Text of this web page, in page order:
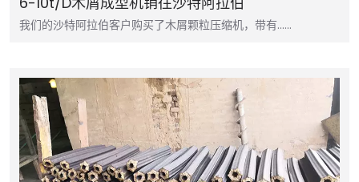
我们的沙特阿拉伯客户购买了木屑颗粒压缩机，带有……